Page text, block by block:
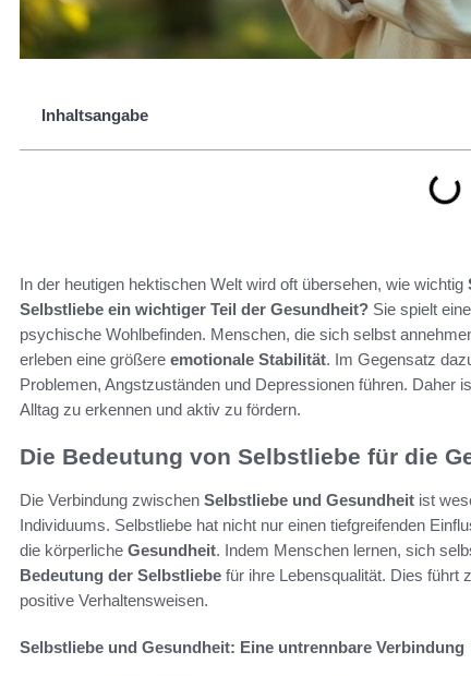
Inhaltsangabe
In der heutigen hektischen Welt wird oft übersehen, wie wichtig
Selbstliebe ein wichtiger Teil der Gesundheit? Sie spielt
psychische Wohlbefinden. Menschen, die sich selbst
erleben eine größere emotionale Stabilität. Im Gegensatz
Problemen, Angstzuständen und Depressionen führen. Daher
Alltag zu erkennen und aktiv zu fördern.
Die Bedeutung von Selbstliebe für die
Die Verbindung zwischen Selbstliebe und Gesundheit ist
Individuums. Selbstliebe hat nicht nur einen tiefgreifenden
die körperliche Gesundheit. Indem Menschen lernen, sich
Bedeutung der Selbstliebe für ihre Lebensqualität. Dies führt
positive Verhaltensweisen.
Selbstliebe und Gesundheit: Eine untrennbare Verbindung